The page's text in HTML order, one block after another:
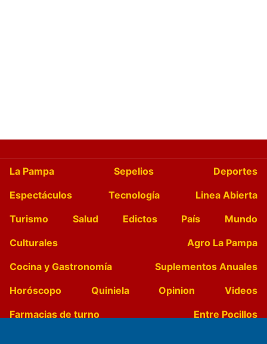
La Pampa Sepelios
Deportes
Espectáculos
Tecnología
Linea Abierta
Turismo
Salud Edictos País
Mundo
Culturales
Agro La Pampa
Cocina y Gastronomía
Suplementos Anuales
Horóscopo
Quiniela Opinion
Videos
Farmacias de turno
Entre Pocillos